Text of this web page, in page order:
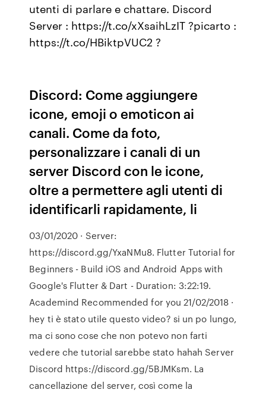
utenti di parlare e chattare. Discord
Server : https://t.co/xXsaihLzIT ?picarto :
https://t.co/HBiktpVUC2 ?
Discord: Come aggiungere
icone, emoji o emoticon ai
canali. Come da foto,
personalizzare i canali di un
server Discord con le icone,
oltre a permettere agli utenti di
identificarli rapidamente, li
03/01/2020 · Server:
https://discord.gg/YxaNMu8. Flutter Tutorial for
Beginners - Build iOS and Android Apps with
Google's Flutter & Dart - Duration: 3:22:19.
Academind Recommended for you 21/02/2018 ·
hey ti è stato utile questo video? si un po lungo,
ma ci sono cose che non potevo non farti
vedere che tutorial sarebbe stato hahah Server
Discord https://discord.gg/5BJMKsm. La
cancellazione del server, così come la